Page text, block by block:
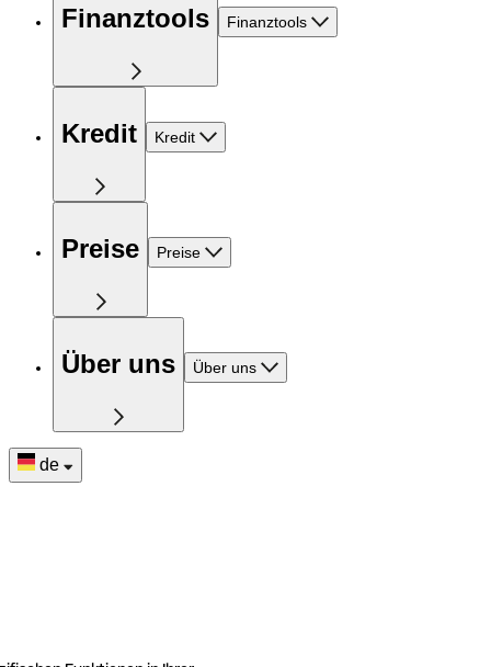
Finanztools Finanztools
Kredit Kredit
Preise Preise
Über uns Über uns
de